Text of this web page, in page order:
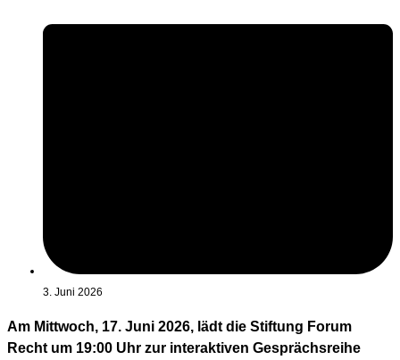
3. Juni 2026
Am Mittwoch, 17. Juni 2026, lädt die Stiftung Forum
Recht um 19:00 Uhr zur interaktiven Gesprächsreihe